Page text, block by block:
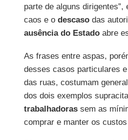
parte de alguns
caos e o descasodas
ausência do Estadoabre
As frases entre aspas,
desses casos particulares
das ruas, costumam
dos dois exemplos
trabalhadorassem as
comprar e manter os